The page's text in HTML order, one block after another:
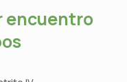
encuentro